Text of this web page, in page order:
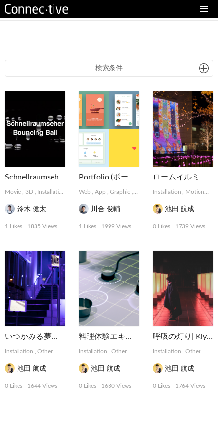
検索条件
Schnellraumseher: Bouncing Ball
Movie 3D Installation
鈴木 健太
1 Likes 1835 Views
Portfolio (ポートフォリオ)
Web ,App ,Graphic Installation, MotionGraphics
川合 俊輔
1 Likes 1999 Views
ロームイルミネーション 2015
Installation MotionGraphics
池田 航成
0 Likes 1739 Views
いつかみる夢「散華」 | 高橋匡太
Installation Other
池田 航成
0 Likes 1644 Views
料理体験エキシビション KITchen. 拡張する料理 | Infobhn Design Labo.
Installation ,Other
池田 航成
0 Likes 1630 Views
呼吸の灯り| Kiyota Yoshimitsu
Installation ,Other
池田 航成
0 Likes 1764 Views